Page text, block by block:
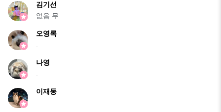
김기선
없음 무
오영록
나영
이재동